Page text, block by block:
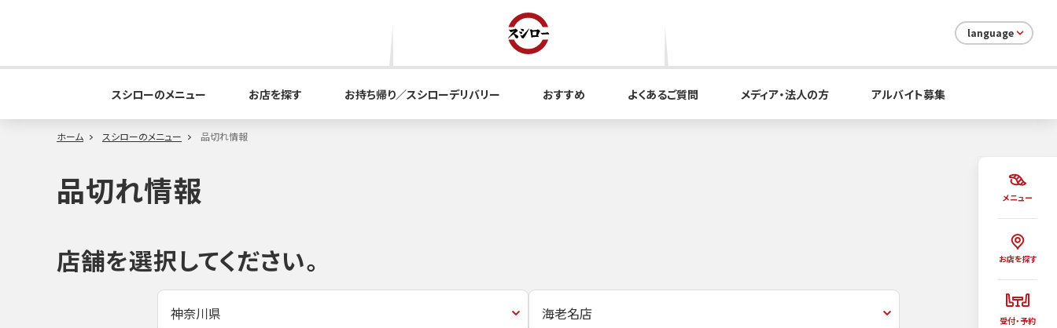
メニュー
お店を探す
受付・予約
language
スシローのメニュー お店を探す お持ち帰り／スシローデリバリー おすすめ よくあるご質問 メディア・法人の方 アルバイト募集
ホーム スシローのメニュー 品切れ情報
品切れ情報
店舗を選択してください。